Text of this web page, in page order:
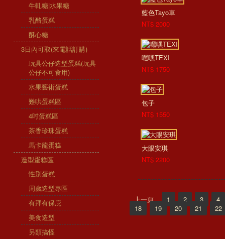
牛軋糖|水果糖
乳酪蛋糕
酥心糖
3日內可取(來電話訂購)
玩具公仔造型蛋糕(玩具
公仔不可食用)
水果藝術蛋糕
難哄蛋糕區
4吋蛋糕區
茶香珍珠蛋糕
馬卡龍蛋糕
造型蛋糕區
性別蛋糕
周歲造型專區
有拜有保庇
美食造型
另類搞怪
藍色Tayo車
NT$ 2000
嘿嘿TEXI
NT$ 1750
包子
NT$ 1550
大眼安琪
NT$ 2200
上一頁 1 2 3
4
18
19 20 21 22